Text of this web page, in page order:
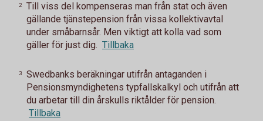
2
Till viss del kompenseras man från stat och även
gällande tjänstepension från vissa kollektivavtal
under småbarnsår. Men viktigt att kolla vad som
gäller för just dig. Tillbaka
3
Swedbanks beräkningar utifrån antaganden i
Pensionsmyndighetens typfallskalkyl och utifrån att
du arbetar till din årskulls riktålder för pension.
Tillbaka